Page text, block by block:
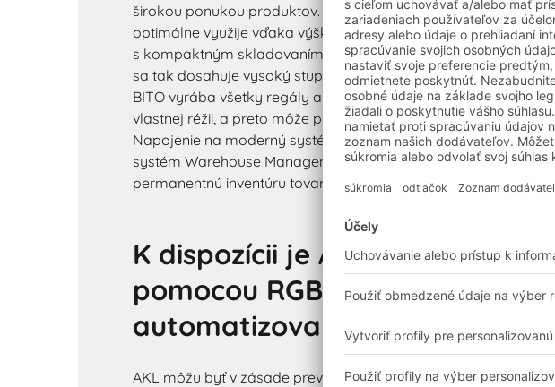
širokou ponukou produktov. Výška skladovacej haly sa
optimálne využije vďaka výškovej konštrukcii AKL. Spolu
s kompaktným skladovaním prepraviek, podnosov a kartónov
sa tak dosahuje vysoký stupeň využitia priestoru. Spoločnosť
BITO vyrába všetky regály a prepravky v najvyššej kvalite vo
vlastnej réžii, a preto môže ponúknuť všetko z jedného zdroja.
Napojenie na moderný systém riadenia skladu (LVS), resp.
systém Warehouse Management (WMS) zabezpečuje
permanentnú inventúru tovaru.
K dispozícii je AKL riadený
pomocou RGB alebo
automatizovaných vozíkov
AKL môžu byť v zásade prevádzkované so zariadeniami na